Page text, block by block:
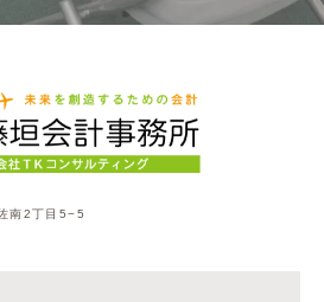
南2丁目5−5